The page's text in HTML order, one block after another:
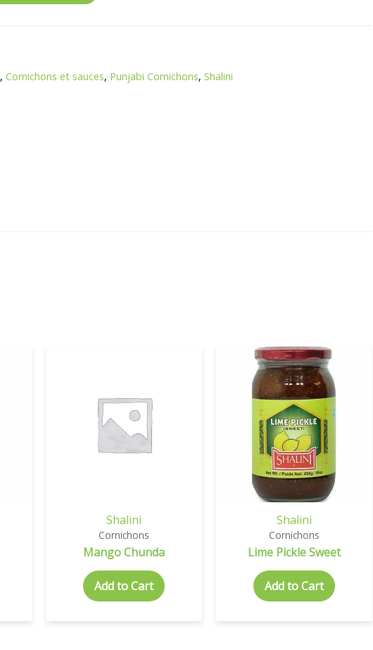
,Cornichons et sauces, Punjabi Cornichons,Shalini
Shalini
Cornichons
Mango Chunda
Add to Cart
Shalini
Cornichons
Lime Pickle Sweet
Add to Cart